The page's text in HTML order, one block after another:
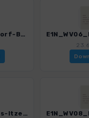
E1N_WV05_Meldorf-Burg_4551_2.gpx
E1N_WV07_Kaaks-Itzehoe_4551_2.gpx